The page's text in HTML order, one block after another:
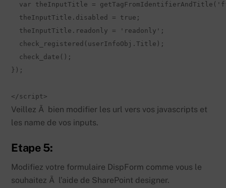
var theInputTitle =
  theInputTitle.disabled = true;
  theInputTitle.readonly = 'readonly';
  check_registered(userInfoObj.Title);
  check_date();
});
</script>
Veillez Ã bien modifier les url vers vos javascripts et
les name de vos inputs.
Etape 5:
Modifiez votre formulaire DispForm comme vous le
souhaitez Ã l’aide de SharePoint designer.